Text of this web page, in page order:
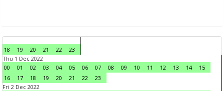
18 19 20 21 22
23
Thu 1 Dec 2022
00
01 02 03 04 05 06 07 08 09 10 11 12 13 14
15
16
17 18 19 20 21 22
23
Fri 2 Dec 2022